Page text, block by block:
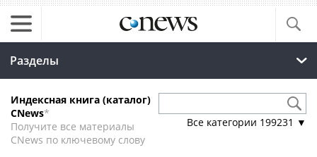
Разделы
Индексная книга (каталог)
CNews*
Получите все материалы
CNews по ключевому слову
Все категории 199231 ▼